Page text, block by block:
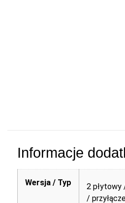
Informacje
Wersja / Typ
2 płytowy
/